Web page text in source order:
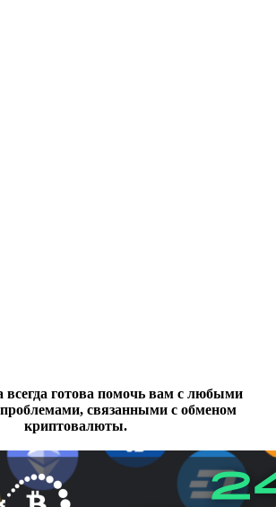
готова помочь вам с любыми
связанными с обменом
криптовалюты.